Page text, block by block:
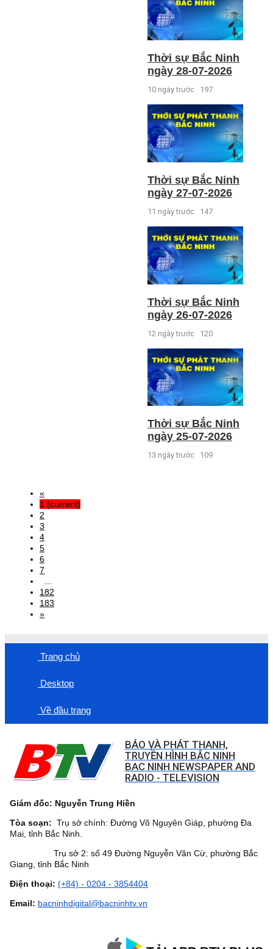
Thời sự Bắc Ninh
ngày 28-07-2026
10 ngày trước 197
Thời sự Bắc Ninh
ngày 27-07-2026
11 ngày trước 147
Thời sự Bắc Ninh
ngày 26-07-2026
12 ngày trước 120
Thời sự Bắc Ninh
ngày 25-07-2026
13 ngày trước 109
«
1 (current)
2
3
4
5
6
7
182
183
»
Trang chủ
Desktop
Về đầu trang
BÁO VÀ PHÁT THANH,
TRUYỀN HÌNH BẮC NINH
BAC NINH NEWSPAPER AND
RADIO - TELEVISION
Giám đốc: Nguyễn Trung Hiền
Tòa soạn: Trụ sở chính: Đường Võ Nguyên Giáp, phường Đa
Mai, tỉnh Bắc Ninh.
Trụ sở 2: số 49 Đường Nguyễn Văn Cừ, phường Bắc
Giang, tỉnh Bắc Ninh
Điện thoại: (+84) - 0204 - 3854404
Email: bacninhdigital@bacninhtv.vn